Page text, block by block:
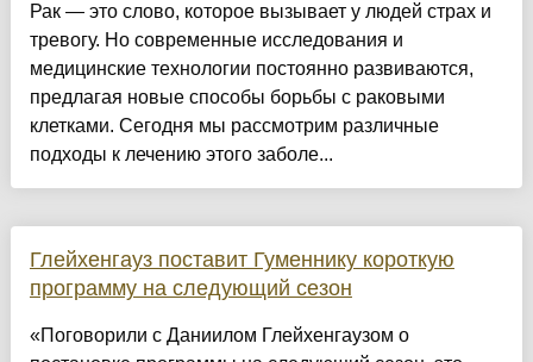
Рак — это слово, которое вызывает у людей страх и
тревогу. Но современные исследования и
медицинские технологии постоянно развиваются,
предлагая новые способы борьбы с раковыми
клетками. Сегодня мы рассмотрим различные
подходы к лечению этого заболе...
Глейхенгауз поставит Гуменнику короткую
программу на следующий сезон
«Поговорили с Даниилом Глейхенгаузом о